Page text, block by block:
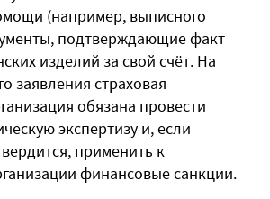
(например, выписного
подтверждающие факт
изделий за свой счёт. На
заявления страховая
обязана провести
экспертизу и, если
применить к
финансовые санкции.